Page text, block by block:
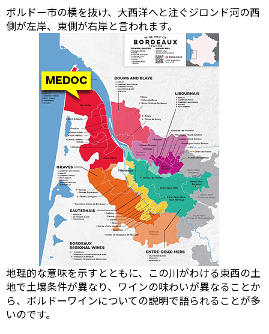
ボルドー市の横を抜け、大西洋へと注ぐジロンド河の西
側が左岸、東側が右岸と言われます。
地理的な意味を示すとともに、この川がわける東西の土
地で土壌条件が異なり、ワインの味わいが異なることか
ら、ボルドーワインについての説明で語られることが多
いのです。